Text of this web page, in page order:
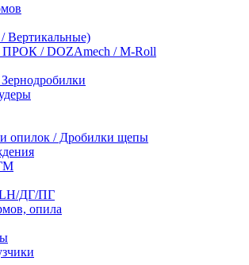
Вертикальные)
ПРОК / DOZAmech / M-Roll
опилок / Дробилки щепы
ДГ/ПГ
опила